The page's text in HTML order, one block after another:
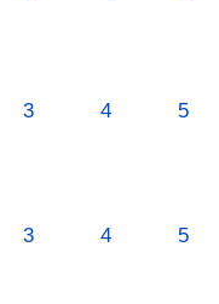
3 4 5
3 4 5